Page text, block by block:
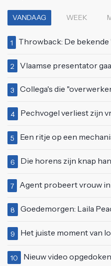
VANDAAG WEEK
1 Throwback: De bekende "Buurman, wat
2 Vlaamse presentator gaat viraal door bizarre
3 Collega's die "overwerken"
4 Pechvogel verliest zijn vriendin
5 Een ritje op een mechanische
6 Die horens zijn knap
7 Agent probeert vrouw in LA te
8 Goedemorgen: Laila Peachy
9 Het juiste moment van
10 Nieuw video opgedoken van man